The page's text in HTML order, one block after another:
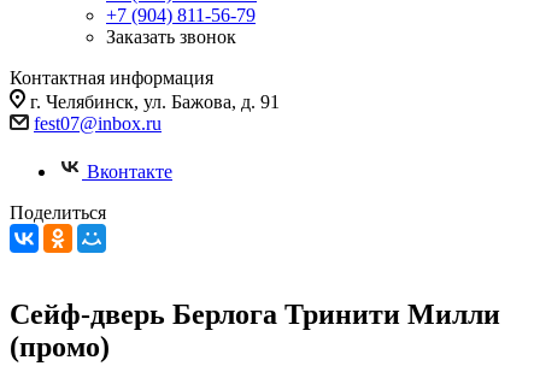
+7 (904) 811-56-79
Заказать звонок
Контактная информация
г. Челябинск, ул. Бажова, д. 91
fest07@inbox.ru
Вконтакте
Поделиться
Сейф-дверь Берлога Тринити Милли
(промо)